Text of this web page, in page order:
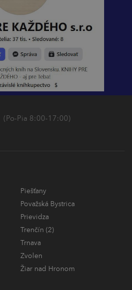
(Po-Pia 8:00-17:00)
Piešťany
Považská Bystrica
Prievidza
Trenčín (2)
Trnava
Zvolen
Žiar nad Hronom